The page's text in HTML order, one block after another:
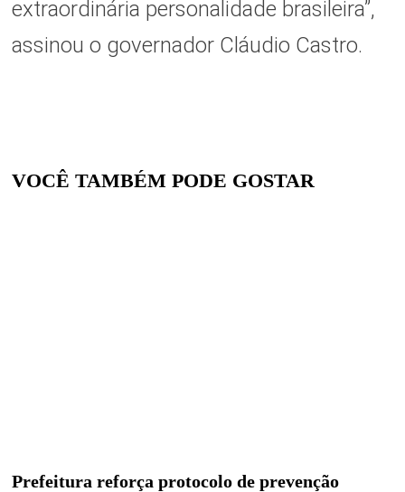
extraordinária personalidade brasileira”,
assinou o governador Cláudio Castro.
VOCÊ TAMBÉM PODE GOSTAR
Prefeitura reforça protocolo de prevenção